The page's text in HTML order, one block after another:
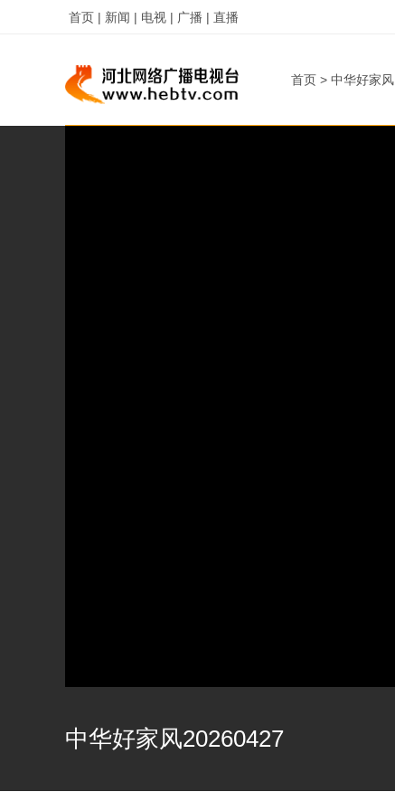
首页 | 新闻 | 电视 | 广播 | 直播
首页 > 中华好家风
中华好家风20260427